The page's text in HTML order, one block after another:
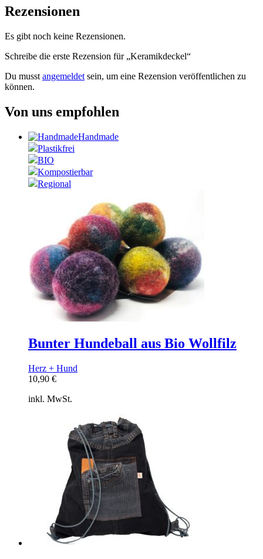
Rezensionen
Es gibt noch keine Rezensionen.
Schreibe die erste Rezension für „Keramikdeckel“
Du musst angemeldet sein, um eine Rezension veröffentlichen zu
können.
Von uns empfohlen
Handmade
Plastikfrei
BIO
Kompostierbar
Regional
Bunter Hundeball aus Bio Wollfilz
Herz + Hund
10,90 €
inkl. MwSt.